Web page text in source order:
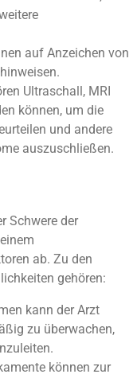
auf Anzeichen von
Ultraschall, MRI
können, um die
und andere
auszuschließen.
Schwere der
ab. Zu den
gehören:
kann der Arzt
zu überwachen,
können zur